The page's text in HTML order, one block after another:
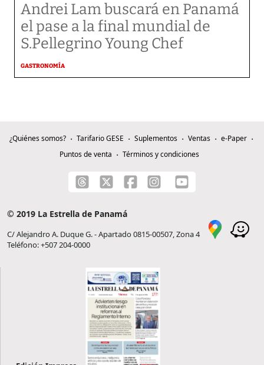
Andrei Lam buscará en Panamá
el pase a la final mundial de
S.Pellegrino Young Chef
GASTRONOMÍA
¿Quiénes somos? Tarifario GESE Suplementos Ventas
e-Paper
Puntos de venta
Términos y condiciones
© 2019 La Estrella de Panamá
C/ Alejandro A. Duque G. - Apartado 0815-00507, Zona 4
Teléfono: +507 204-0000